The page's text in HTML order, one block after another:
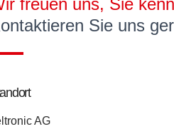
freuen uns, Sie
Sie uns
AG